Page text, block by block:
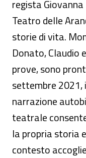
regista
Teatro delle
storie di vita.
Donato, Claudio
prove, sono
settembre
narrazione
teatrale
la propria storia
contesto